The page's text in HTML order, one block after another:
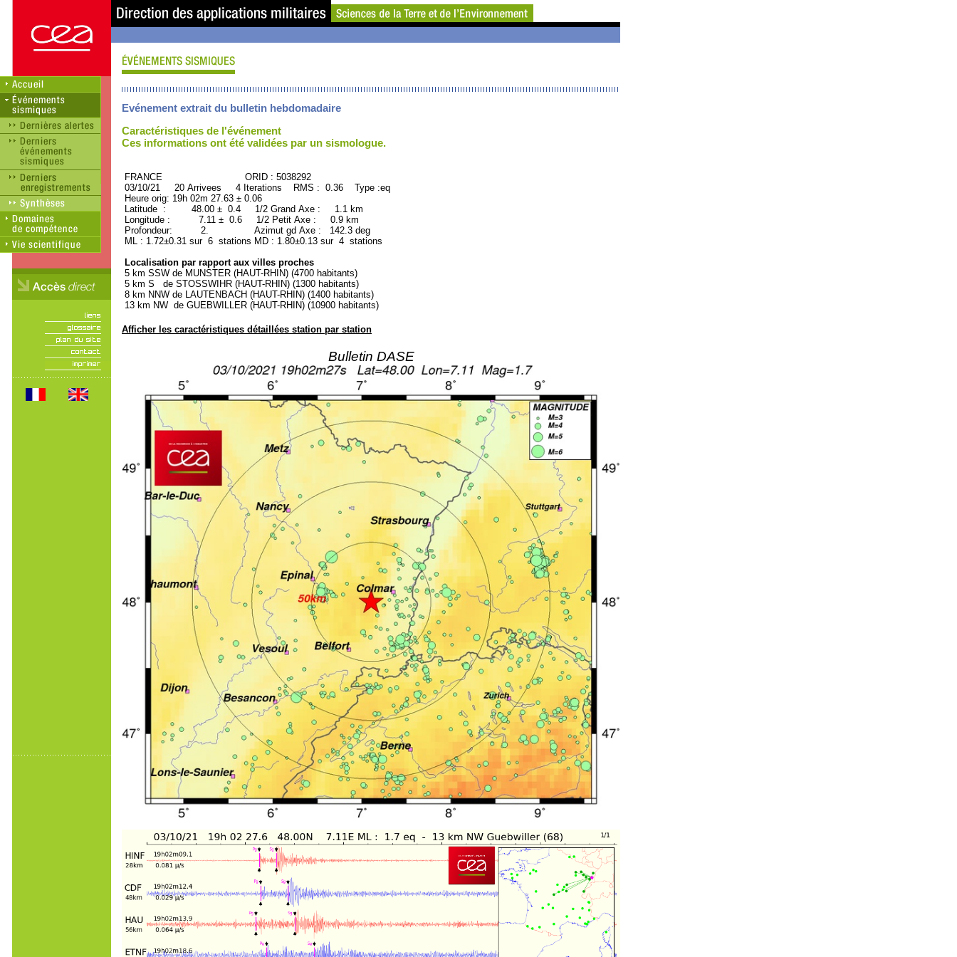
Evénement extrait du bulletin hebdomadaire
Caractéristiques de l'événement
Ces informations ont été validées par un sismologue.
FRANCE ORID : 5038292
03/10/21 20 Arrivees 4 Iterations RMS : 0.36 Type :eq
Heure orig: 19h 02m 27.63 ± 0.06
Latitude : 48.00 ± 0.4 1/2 Grand Axe : 1.1 km
Longitude : 7.11 ± 0.6 1/2 Petit Axe : 0.9 km
Profondeur: 2. Azimut gd Axe : 142.3 deg
ML : 1.72±0.31 sur 6 stations MD : 1.80±0.13 sur 4 stations
Localisation par rapport aux villes proches
5 km SSW de MUNSTER (HAUT-RHIN) (4700 habitants)
5 km S de STOSSWIHR (HAUT-RHIN) (1300 habitants)
8 km NNW de LAUTENBACH (HAUT-RHIN) (1400 habitants)
13 km NW de GUEBWILLER (HAUT-RHIN) (10900 habitants)
Afficher les caractéristiques détaillées station par station
Bulletin DASE